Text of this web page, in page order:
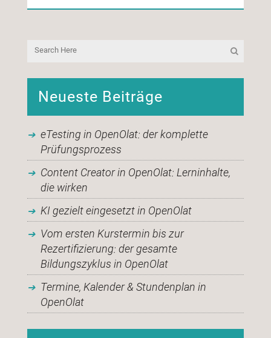
Neueste Beiträge
eTesting in OpenOlat: der komplette
Prüfungsprozess
Content Creator in OpenOlat: Lerninhalte,
die wirken
KI gezielt eingesetzt in OpenOlat
Vom ersten Kurstermin bis zur
Rezertifizierung: der gesamte
Bildungszyklus in OpenOlat
Termine, Kalender & Stundenplan in
OpenOlat